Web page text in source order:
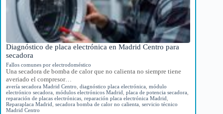
Diagnóstico de placa electrónica en Madrid Centro para
secadora
Fallos comunes por electrodoméstico
Una secadora de bomba de calor que no calienta no siempre tiene
averiado el compresor…
avería secadora Madrid Centro diagnóstico placa electrónica módulo
electrónico secadora módulos electrónicos Madrid placa de potencia secadora
reparación de placas electrónicas reparación placa electrónica Madrid
Reparaplaca Madrid
secadora bomba de calor no calienta servicio técnico
Madrid Centro